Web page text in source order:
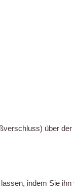
über
indem Sie